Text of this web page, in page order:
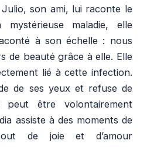
son ami, lui raconte le
maladie, elle
à son échelle : nous
de beauté grâce à elle. Elle
lié à cette infection.
de ses yeux et refuse de
être volontairement
assiste à des moments de
de joie et d’amour